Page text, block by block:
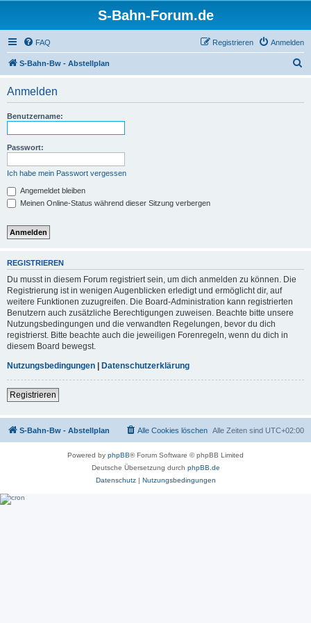
S-Bahn-Forum.de
FAQ Anmelden
Registrieren
S-Bahn-Bw - Abstellplan
Anmelden
Benutzername:
Passwort:
Ich habe mein Passwort vergessen
Angemeldet bleiben
Meinen Online-Status während dieser Sitzung verbergen
REGISTRIEREN
Du musst in diesem Forum registriert sein, um dich anmelden zu können. Die
Registrierung ist in wenigen Augenblicken erledigt und ermöglicht dir, auf
weitere Funktionen zuzugreifen. Die Board-Administration kann registrierten
Benutzern auch zusätzliche Berechtigungen zuweisen. Beachte bitte unsere
Nutzungsbedingungen und die verwandten Regelungen, bevor du dich
registrierst. Bitte beachte auch die jeweiligen Forenregeln, wenn du dich in
diesem Board bewegst.
Nutzungsbedingungen | Datenschutzerklärung
Registrieren
S-Bahn-Bw - Abstellplan Alle Zeiten sind UTC+02:00
Alle Cookies löschen
Powered by phpBB® Forum Software © phpBB Limited
Deutsche Übersetzung durch phpBB.de
Datenschutz| Nutzungsbedingungen